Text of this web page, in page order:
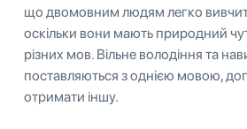
що двомовним людям легко
оскільки вони мають природний
різних мов. Вільне володіння та
поставляються з однією мовою,
отримати іншу.